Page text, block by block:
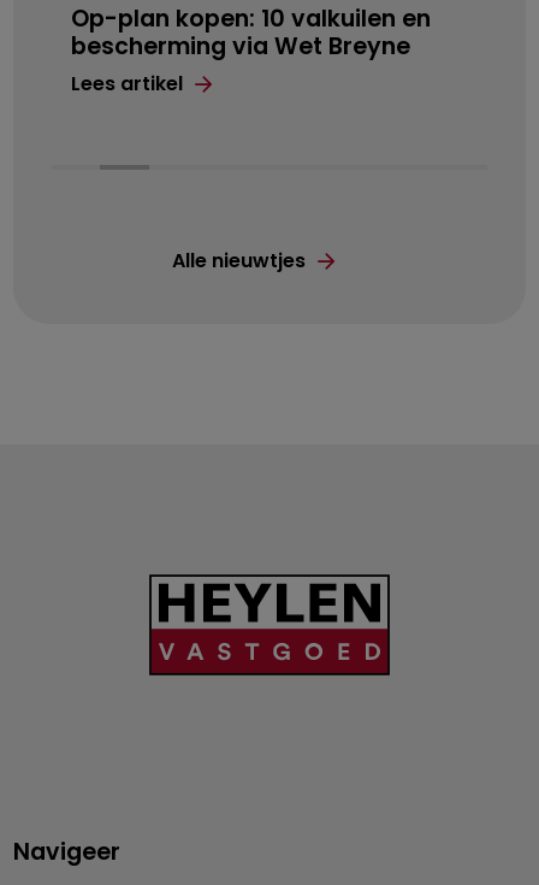
Alle nieuwtjes
Op-plan kopen: 10 valkuilen en
bescherming via Wet Breyne
Lees artikel
Navigeer